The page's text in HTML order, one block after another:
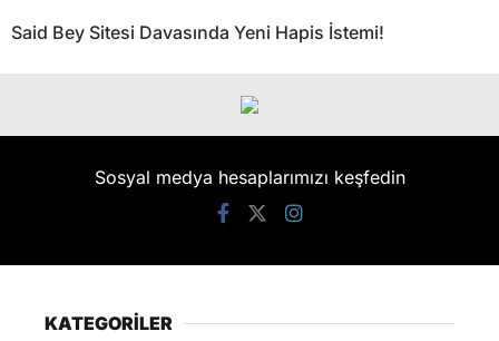
Said Bey Sitesi Davasında Yeni Hapis İstemi!
Sosyal medya hesaplarımızı keşfedin
KATEGORİLER